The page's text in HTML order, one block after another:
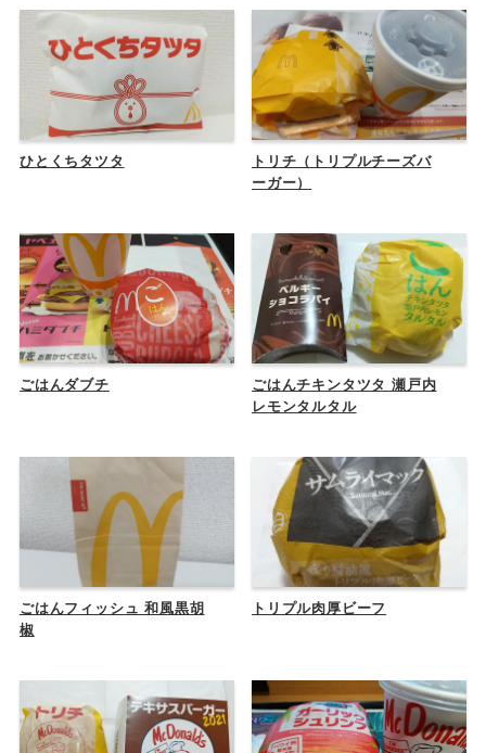
ひとくちタツタ
トリチ（トリプルチーズバ
ーガー）
ごはんダブチ
ごはんチキンタツタ 瀬戸内
レモンタルタル
ごはんフィッシュ 和風黒胡
椒
トリプル肉厚ビーフ